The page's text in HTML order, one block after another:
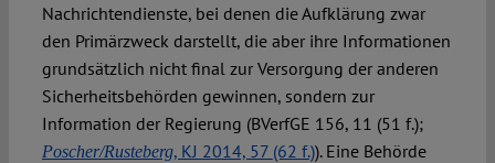
Nachrichtendienste, bei denen die Aufklärung zwar
den Primärzweck darstellt, die aber ihre Informationen
grundsätzlich nicht final zur Versorgung der anderen
Sicherheitsbehörden gewinnen, sondern zur
Information der Regierung (BVerfGE 156, 11 (51 f.);
Poscher/Rusteberg, KJ 2014, 57 (62 f.)). Eine Behörde